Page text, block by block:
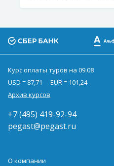
Курс оплаты туров на 09.08
USD = 87,71
EUR = 101,24
Архив курсов
+7 (495) 419-92-94
pegast@pegast.ru
О компании